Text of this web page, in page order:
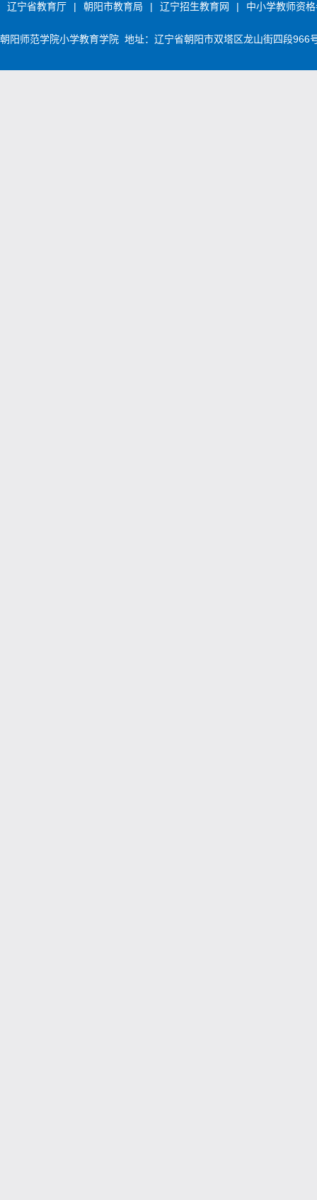
辽宁省教育厅 | 朝阳市教育局 | 辽宁招生教育网 | 中小学教师资
朝阳师范学院小学教育学院 地址：辽宁省朝阳市双塔区龙山街四段966